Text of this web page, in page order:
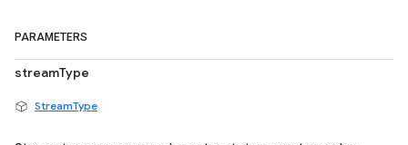
PARAMETERS
streamType
StreamType